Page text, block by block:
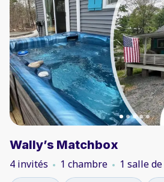
Wally’s Matchbox
4 invités 1 chambre
1 salle